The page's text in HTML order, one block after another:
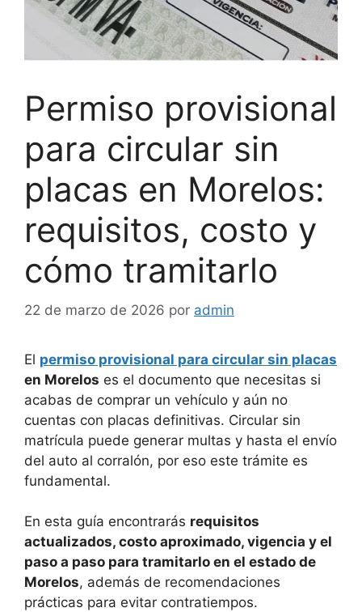
Permiso provisional
para circular sin
placas en Morelos:
requisitos, costo y
cómo tramitarlo
22 de marzo de 2026 por admin
El permiso provisional para circular sin placas
en Morelos es el documento que necesitas si
acabas de comprar un vehículo y aún no
cuentas con placas definitivas. Circular sin
matrícula puede generar multas y hasta el envío
del auto al corralón, por eso este trámite es
fundamental.
En esta guía encontrarás requisitos
actualizados, costo aproximado, vigencia y el
paso a paso para tramitarlo en el estado de
Morelos, además de recomendaciones
prácticas para evitar contratiempos.